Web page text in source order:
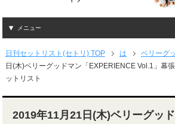
メニュー
日刊セットリスト(セトリ) TOP は ベリーグ
日(木)ベリーグッドマン「EXPERIENCE Vol.1」幕
ットリスト
2019年11月21日(木)ベリーグッ